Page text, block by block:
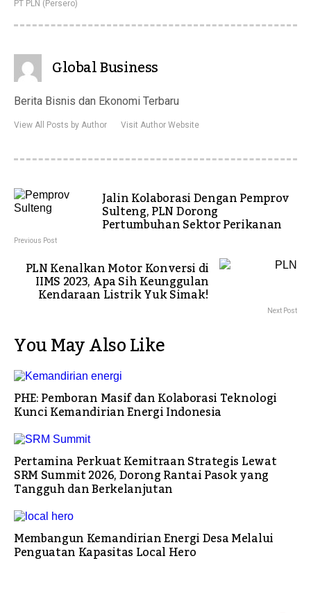
PT PLN (Persero)
Global Business
Berita Bisnis dan Ekonomi Terbaru
View All Posts by Author Visit Author Website
Jalin Kolaborasi Dengan Pemprov
Sulteng, PLN Dorong
Pertumbuhan Sektor Perikanan
Previous Post
PLN Kenalkan Motor Konversi di
IIMS 2023, Apa Sih Keunggulan
Kendaraan Listrik Yuk Simak!
Next Post
You May Also Like
PHE: Pemboran Masif dan Kolaborasi Teknologi
Kunci Kemandirian Energi Indonesia
Pertamina Perkuat Kemitraan Strategis Lewat
SRM Summit 2026, Dorong Rantai Pasok yang
Tangguh dan Berkelanjutan
Membangun Kemandirian Energi Desa Melalui
Penguatan Kapasitas Local Hero